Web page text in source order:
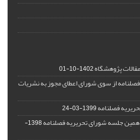
پژوهشگاه1402-10-01
از سوی شورای اعطای مجوز به نشریات
فصلنامه1399-03-24
جلسه شورای تحریریه فصلنامه
1398-